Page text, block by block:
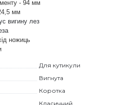
- 94 мм
мм
вигину лез
ножиць
Для кутикули
Вигнута
Коротка
Класичний